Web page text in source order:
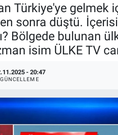
Türkiye'ye gelmek
sonra düştü.
Bölgede bulunan
isim ÜLKE TV
- 20:47
GÜNCELLEME